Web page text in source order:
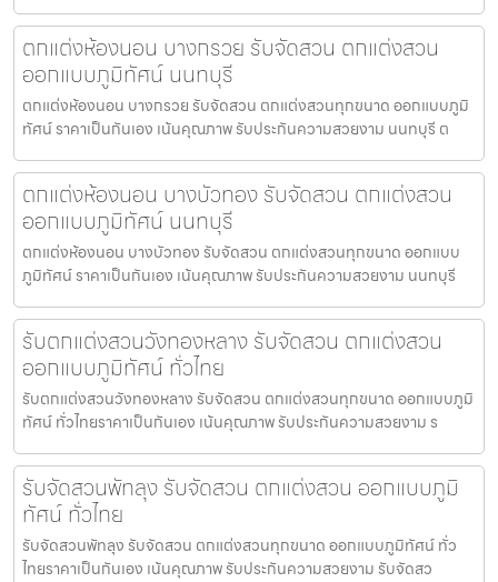
ตกแต่งห้องนอน บางกรวย รับจัดสวน ตกแต่งสวน
ออกแบบภูมิทัศน์ นนทบุรี
ตกแต่งห้องนอน บางกรวย รับจัดสวน ตกแต่งสวนทุกขนาด ออกแบบภูมิ
ทัศน์ ราคาเป็นกันเอง เน้นคุณภาพ รับประกันความสวยงาม นนทบุรี ต
ตกแต่งห้องนอน บางบัวทอง รับจัดสวน ตกแต่งสวน
ออกแบบภูมิทัศน์ นนทบุรี
ตกแต่งห้องนอน บางบัวทอง รับจัดสวน ตกแต่งสวนทุกขนาด ออกแบบ
ภูมิทัศน์ ราคาเป็นกันเอง เน้นคุณภาพ รับประกันความสวยงาม นนทบุรี
รับตกแต่งสวนวังทองหลาง รับจัดสวน ตกแต่งสวน
ออกแบบภูมิทัศน์ ทั่วไทย
รับตกแต่งสวนวังทองหลาง รับจัดสวน ตกแต่งสวนทุกขนาด ออกแบบภูมิ
ทัศน์ ทั่วไทยราคาเป็นกันเอง เน้นคุณภาพ รับประกันความสวยงาม ร
รับจัดสวนพัทลุง รับจัดสวน ตกแต่งสวน ออกแบบภูมิ
ทัศน์ ทั่วไทย
รับจัดสวนพัทลุง รับจัดสวน ตกแต่งสวนทุกขนาด ออกแบบภูมิทัศน์ ทั่ว
ไทยราคาเป็นกันเอง เน้นคุณภาพ รับประกันความสวยงาม รับจัดสว